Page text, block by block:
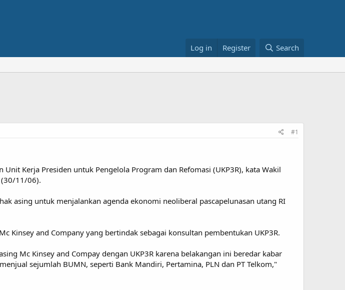
Log in Register Search
#1
Kerja Presiden untuk Pengelola Program dan Refomasi (UKP3R), kata Wakil
(30/11/06).
asing untuk menjalankan agenda ekonomi neoliberal pascapelunasan utang RI
Kinsey and Company yang bertindak sebagai konsultan pembentukan UKP3R.
Mc Kinsey and Compay dengan UKP3R karena belakangan ini beredar kabar
sejumlah BUMN, seperti Bank Mandiri, Pertamina, PLN dan PT Telkom,"